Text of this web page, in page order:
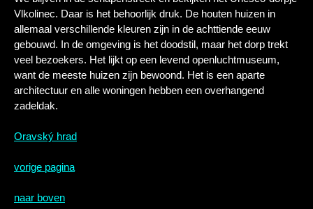
Vlkolinec. Daar is het behoorlijk druk. De houten huizen in
allemaal verschillende kleuren zijn in de achttiende eeuw
gebouwd. In de omgeving is het doodstil, maar het dorp trekt
veel bezoekers. Het lijkt op een levend openluchtmuseum,
want de meeste huizen zijn bewoond. Het is een aparte
architectuur en alle woningen hebben een overhangend
zadeldak.
Oravský hrad
vorige pagina
naar boven